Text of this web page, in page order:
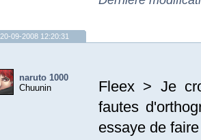
20-09-2008 12:20:31
naruto 1000
Chuunin
Fleex > Je
fautes
essaye de